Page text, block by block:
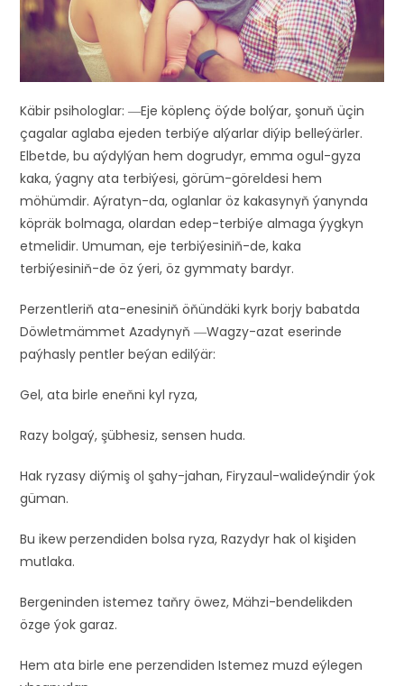
Käbir psihologlar: ―Eje köplenç öýde bolýar, şonuň üçin
çagalar aglaba ejeden terbiýe alýarlar diýip belleýärler.
Elbetde, bu aýdylýan hem dogrudyr, emma ogul-gyza
kaka, ýagny ata terbiýesi, görüm-göreldesi hem
möhümdir. Aýratyn-da, oglanlar öz kakasynyň ýanynda
köpräk bolmaga, olardan edep-terbiýe almaga ýygkyn
etmelidir. Umuman, eje terbiýesiniň-de, kaka
terbiýesiniň-de öz ýeri, öz gymmaty bardyr.
Perzentleriň ata-enesiniň öňündäki kyrk borjy babatda
Döwletmämmet Azadynyň ―Wagzy-azat eserinde
paýhasly pentler beýan edilýär:
Gel, ata birle eneňni kyl ryza,
Razy bolgaý, şübhesiz, sensen huda.
Hak ryzasy diýmiş ol şahy-jahan, Firyzaul-walideýndir ýok
güman.
Bu ikew perzendiden bolsa ryza, Razydyr hak ol kişiden
mutlaka.
Bergeninden istemez taňry öwez, Mähzi-bendelikden
özge ýok garaz.
Hem ata birle ene perzendiden Istemez muzd eýlegen